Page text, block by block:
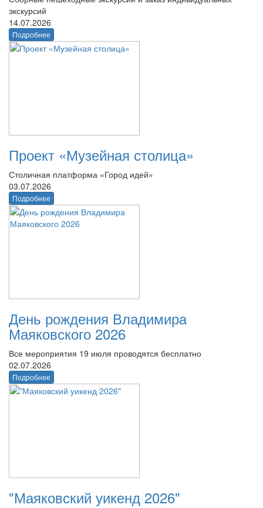
экскурсий
14.07.2026
Подробнее
Проект «Музейная столица»
Столичная платформа «Город идей»
03.07.2026
Подробнее
День рождения Владимира
Маяковского 2026
Все мероприятия 19 июля проводятся бесплатно
02.07.2026
Подробнее
"Маяковский уикенд 2026"